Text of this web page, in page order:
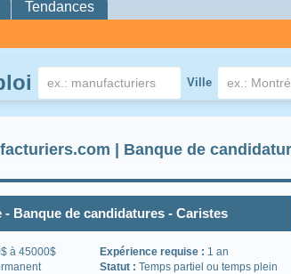
Tendances
Ville
| Banque de
- Banque de candidatures - Caristes
à 45000$
Expérience requise : 1 an
Statut : Temps partiel ou temps plein